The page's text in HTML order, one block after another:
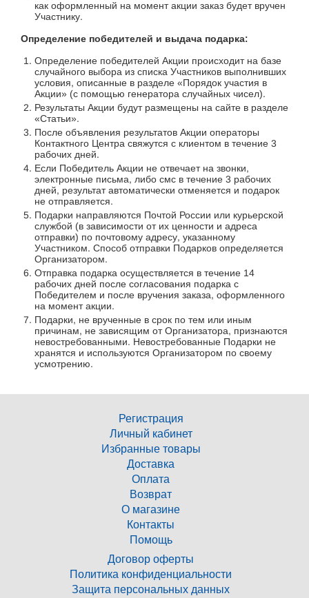
как оформленный на момент акции заказ будет вручен
Участнику.
Определение победителей и выдача подарка:
Определение победителей Акции происходит на базе
случайного выбора из списка Участников выполнивших
условия, описанные в разделе «Порядок участия в
Акции» (с помощью генератора случайных чисел).
Результаты Акции будут размещены на сайте в разделе
«Статьи».
После объявления результатов Акции операторы
Контактного Центра свяжутся с клиентом в течение 3
рабочих дней.
Если Победитель Акции не отвечает на звонки,
электронные письма, либо смс в течение 3 рабочих
дней, результат автоматически отменяется и подарок
не отправляется.
Подарки направляются Почтой России или курьерской
службой (в зависимости от их ценности и адреса
отправки) по почтовому адресу, указанному
Участником. Способ отправки Подарков определяется
Организатором.
Отправка подарка осуществляется в течение 14
рабочих дней после согласования подарка с
Победителем и после вручения заказа, оформленного
на момент акции.
Подарки, не врученные в срок по тем или иным
причинам, не зависящим от Организатора, признаются
невостребованными. Невостребованные Подарки не
хранятся и используются Организатором по своему
усмотрению.
Регистрация
Личный кабинет
Избранные товары
Доставка
Оплата
Возврат
О магазине
Контакты
Помощь
Договор оферты
Политика конфиденциальности
Защита персональных данных